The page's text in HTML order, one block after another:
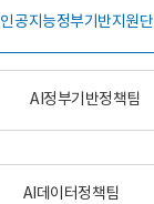
인공지능정부기반지원단
AI정부기반정책팀
AI데이터정책팀